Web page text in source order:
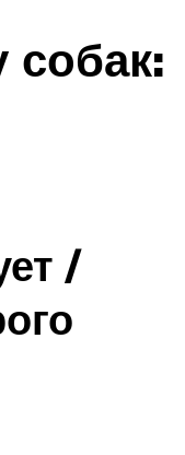
собак:
/